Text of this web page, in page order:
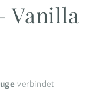
Vanilla
verbindet